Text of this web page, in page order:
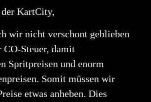
KartCity,
wir nicht verschont geblieben
CO-Steuer, damit
Spritpreisen und enorm
Somit müssen wir
etwas anheben. Dies